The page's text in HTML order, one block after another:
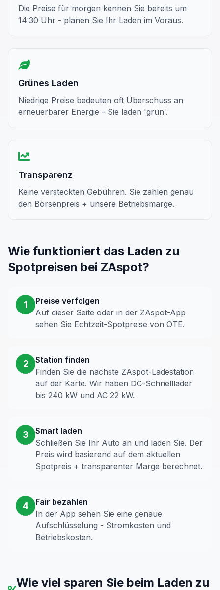
Die Preise für morgen kennen Sie bereits um
14:30 Uhr - planen Sie Ihr Laden im Voraus.
Grünes Laden
Niedrige Preise bedeuten oft Überschuss an
erneuerbarer Energie - Sie laden 'grün'.
Transparenz
Keine versteckten Gebühren. Sie zahlen genau
den Börsenpreis + unsere Betriebsmarge.
Wie funktioniert das Laden zu
Spotpreisen bei ZAspot?
1
Preise verfolgen
Auf dieser Seite oder in der ZAspot-App
sehen Sie Echtzeit-Spotpreise von OTE.
2
Station finden
Finden Sie die nächste ZAspot-Ladestation
auf der Karte. Wir haben DC-Schnelllader
bis 240 kW und AC 22 kW.
3
Smart laden
Schließen Sie Ihr Auto an und laden Sie. Der
Preis wird basierend auf dem aktuellen
Spotpreis + transparenter Marge berechnet.
4
Fair bezahlen
In der App sehen Sie eine genaue
Aufschlüsselung - Stromkosten und
Betriebskosten.
Wie viel sparen Sie beim Laden zu